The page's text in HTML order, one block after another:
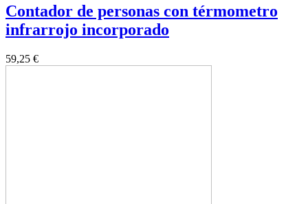
Contador de personas con térmometro
infrarrojo incorporado
59,25 €